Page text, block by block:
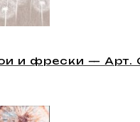
и фрески — Арт.